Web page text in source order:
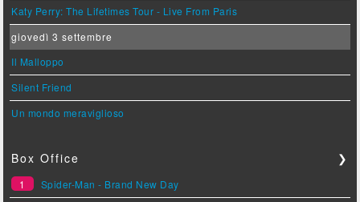
Katy Perry: The Lifetimes Tour - Live From Paris
giovedì 3 settembre
Il Malloppo
Silent Friend
Un mondo meraviglioso
Box Office ❯
1
Spider-Man - Brand New Day